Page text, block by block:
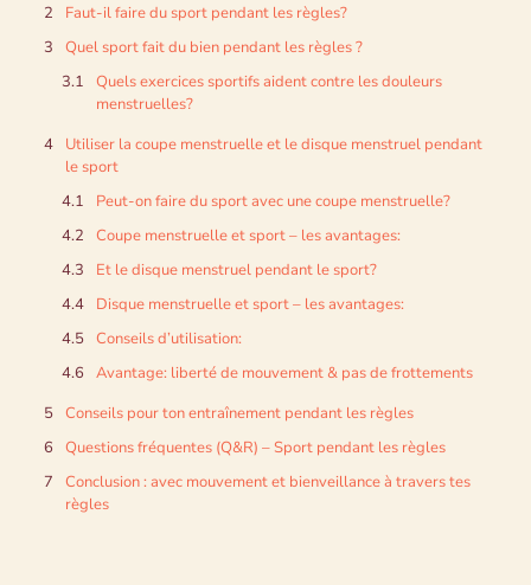
Faut-il faire du sport pendant les règles?
Quel sport fait du bien pendant les règles ?
Quels exercices sportifs aident contre les douleurs
menstruelles?
Utiliser la coupe menstruelle et le disque menstruel pendant
le sport
Peut-on faire du sport avec une coupe menstruelle?
Coupe menstruelle et sport – les avantages:
Et le disque menstruel pendant le sport?
Disque menstruelle et sport – les avantages:
Conseils d’utilisation:
Avantage: liberté de mouvement & pas de frottements
Conseils pour ton entraînement pendant les règles
Questions fréquentes (Q&R) – Sport pendant les règles
Conclusion : avec mouvement et bienveillance à travers tes
règles